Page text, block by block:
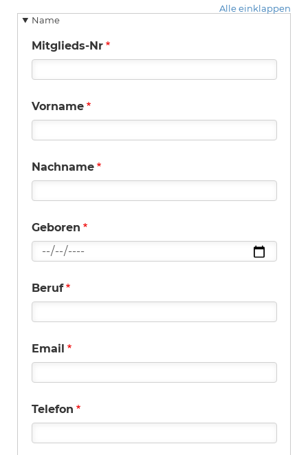
Alle einklappen
Name
Mitglieds-Nr
Vorname
Nachname
Geboren
Beruf
Email
Telefon